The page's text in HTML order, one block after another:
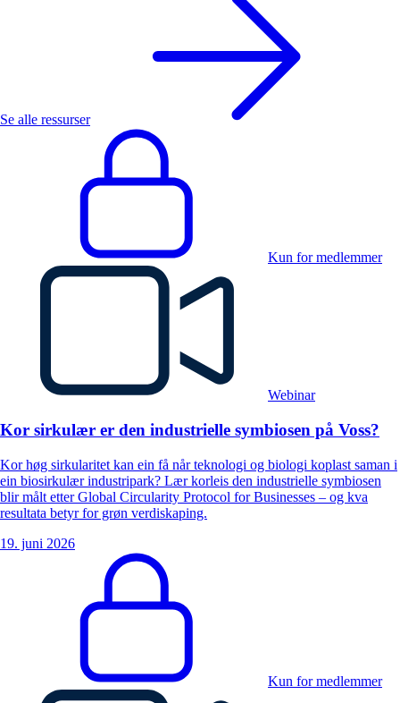
Se alle ressurser
Kun for medlemmer
Webinar
Kor sirkulær er den industrielle symbiosen på Voss?
Kor høg sirkularitet kan ein få når teknologi og biologi koplast saman i
ein biosirkulær industripark? Lær korleis den industrielle symbiosen
blir målt etter Global Circularity Protocol for Businesses – og kva
resultata betyr for grøn verdiskaping.
19. juni 2026
Kun for medlemmer